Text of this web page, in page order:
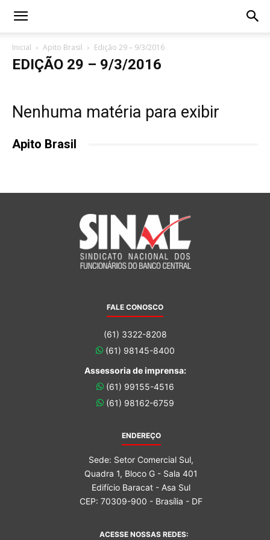
Inicial Apito Brasil Edição 29 – 9/3/2016
EDIÇÃO 29 – 9/3/2016
Nenhuma matéria para exibir
Apito Brasil
FALE CONOSCO
(61) 3322-8208
(61) 98145-8400
Assessoria de imprensa:
(61) 99155-4516
(61) 98162-6759
ENDEREÇO
Sede: Setor Comercial Sul,
Quadra 1, Bloco G - Sala 401
Edifício Baracat - Asa Sul
CEP: 70309-900 - Brasília - DF
ACESSE NOSSAS REDES: